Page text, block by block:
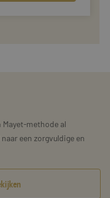
methode al
een zorgvuldige en